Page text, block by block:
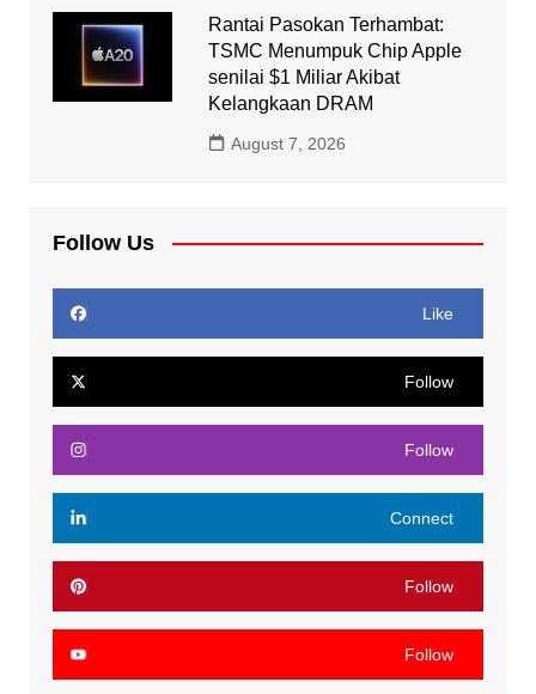
Rantai Pasokan Terhambat:
TSMC Menumpuk Chip Apple
senilai $1 Miliar Akibat
Kelangkaan DRAM
August 7, 2026
Follow Us
Like
Follow
Follow
Connect
Follow
Follow